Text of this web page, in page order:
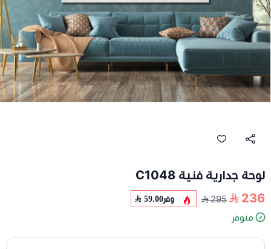
لوحة جدارية فنية C1048
236
295 وفر59.00
متوفر